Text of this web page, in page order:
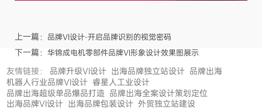
上一篇： ‌品牌VI设计-开启品牌识别的视觉密码‌
下一篇： 华锦成电机零部件品牌VI形象设计效果图展示
友情链接： 品牌升级VI设计 出海品牌独立站设计 品牌出海
机器人行业品牌VI设计 睿星人工业设计
品牌出海超级单品爆品打造 品牌出海全案设计策划定位
出海品牌VI设计 出海品牌包装设计 外贸独立站建设